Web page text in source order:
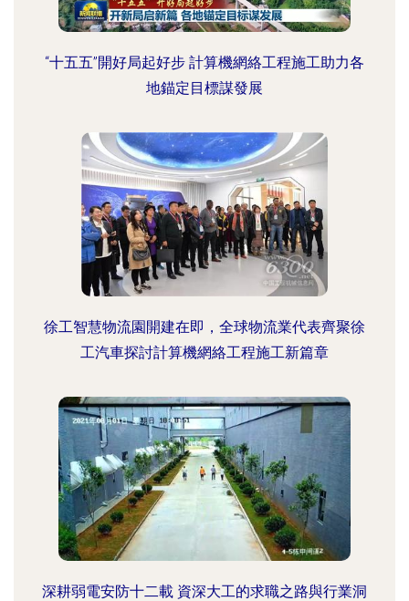
“十五五”開好局起好步 計算機網絡工程施工助力各
地錨定目標謀發展
徐工智慧物流園開建在即，全球物流業代表齊聚徐
工汽車探討計算機網絡工程施工新篇章
深耕弱電安防十二載 資深大工的求職之路與行業洞